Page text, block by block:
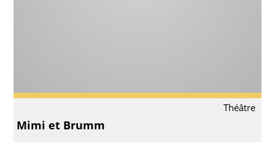
Théâtre
Mimi et Brumm